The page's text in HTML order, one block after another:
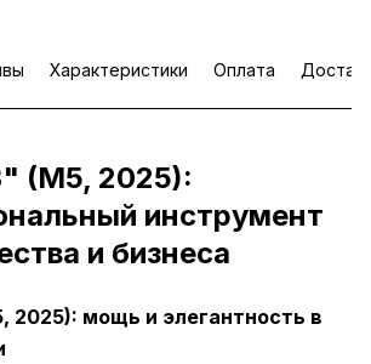
Характеристики Оплата
(M5, 2025):
инструмент
и бизнеса
2025): мощь и элегантность в